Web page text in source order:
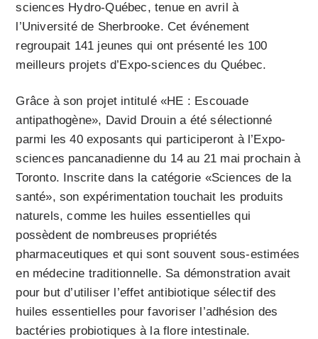
sciences Hydro-Québec, tenue en avril à
l’Université de Sherbrooke. Cet événement
regroupait 141 jeunes qui ont présenté les 100
meilleurs projets d’Expo-sciences du Québec.
Grâce à son projet intitulé «HE : Escouade
antipathogène», David Drouin a été sélectionné
parmi les 40 exposants qui participeront à l’Expo-
sciences pancanadienne du 14 au 21 mai prochain à
Toronto. Inscrite dans la catégorie «Sciences de la
santé», son expérimentation touchait les produits
naturels, comme les huiles essentielles qui
possèdent de nombreuses propriétés
pharmaceutiques et qui sont souvent sous-estimées
en médecine traditionnelle. Sa démonstration avait
pour but d’utiliser l’effet antibiotique sélectif des
huiles essentielles pour favoriser l’adhésion des
bactéries probiotiques à la flore intestinale.